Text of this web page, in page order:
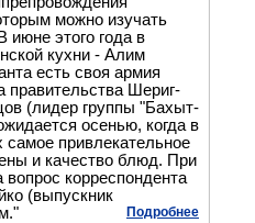
можно изучать
июне этого года в
кухни - Алим
есть своя армия
правительства Шериг-
(лидер группы "Бахыт-
осенью, когда в
самое привлекательное
и качество блюд. При
корреспондента
(выпускник
Подробнее